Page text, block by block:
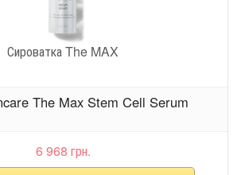
Сироватка The MAX
The Max Stem Cell Serum
6 968 грн.